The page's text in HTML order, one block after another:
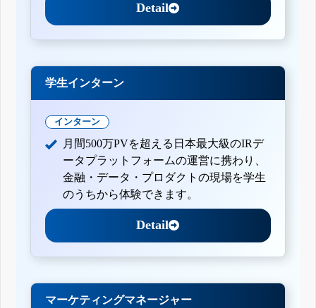
Detail
学生インターン
インターン
月間500万PVを超える日本最大級のIRデ
ータプラットフォームの運営に携わり、
金融・データ・プロダクトの現場を学生
のうちから体験できます。
Detail
マーケティングマネージャー